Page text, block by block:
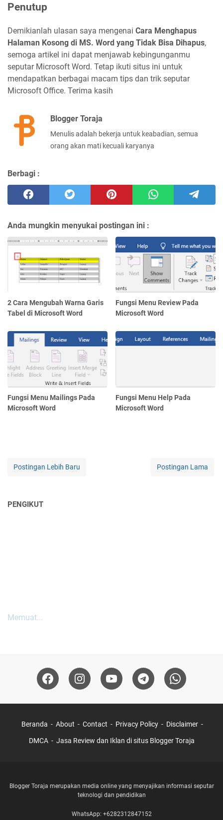
Penutup
Demikianlah ulasan saya mengenai Cara Menghapus
Halaman Kosong di MS. Word yang Tidak Bisa Dihapus,
semoga artikel ini dapat menjawab kebingunganmu
seputar Microsoft Word. Tetap ikuti situs ini untuk
mendapatkan berbagai macam tips dan trik seputar
Microsoft Office. Terima kasih
Blogger Toraja
Menulis adalah bekerja untuk keabadian, semua
orang akan mati kecuali karyanya
Berbagi :
Anda mungkin menyukai postingan ini :
2 Cara Mengubah Warna Garis
Tabel di Microsoft Word
Fungsi Menu Review Pada
Microsoft Word
Fungsi Menu Mailings Pada
Microsoft Word
Fungsi Menu Help Pada
Microsoft Word
Postingan Lebih Baru Postingan Lama
PENGIKUT
Memuat...
Beranda About Contact Privacy Policy Disclaimer
DMCA Jasa Review dan Iklan di situs Blogger Toraja
Blogger Toraja merupakan media online yang menyajikan informasi seputar
teknologi dan pendidikan
WhatsApp: +6282312847152